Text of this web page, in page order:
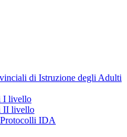
di Istruzione degli Adulti
I livello
II livello
IDA